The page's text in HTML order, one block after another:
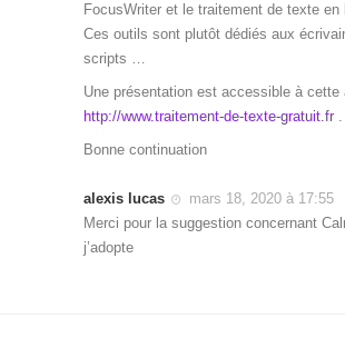
FocusWriter et le traitement de texte en
Ces outils sont plutôt dédiés aux
scripts …
Une présentation est accessible à cette
http://www.traitement-de-texte-gratuit.fr .
Bonne continuation
alexis lucas
mars 18, 2020 à 17:55
Merci pour la suggestion concernant
j’adopte